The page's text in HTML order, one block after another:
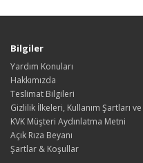
Bilgiler
Yardım Konuları
Hakkımızda
Teslimat Bilgileri
Gizlilik İlkeleri, Kullanım Şartları ve
KVK Müşteri Aydınlatma Metni
Açık Rıza Beyanı
Şartlar & Koşullar